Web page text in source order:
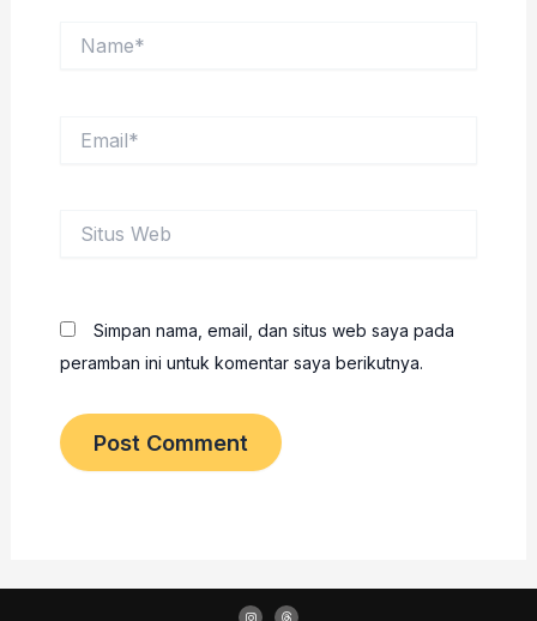
Web
Simpan nama, email, dan situs web saya pada
peramban ini untuk komentar saya berikutnya.
I
n
T
h